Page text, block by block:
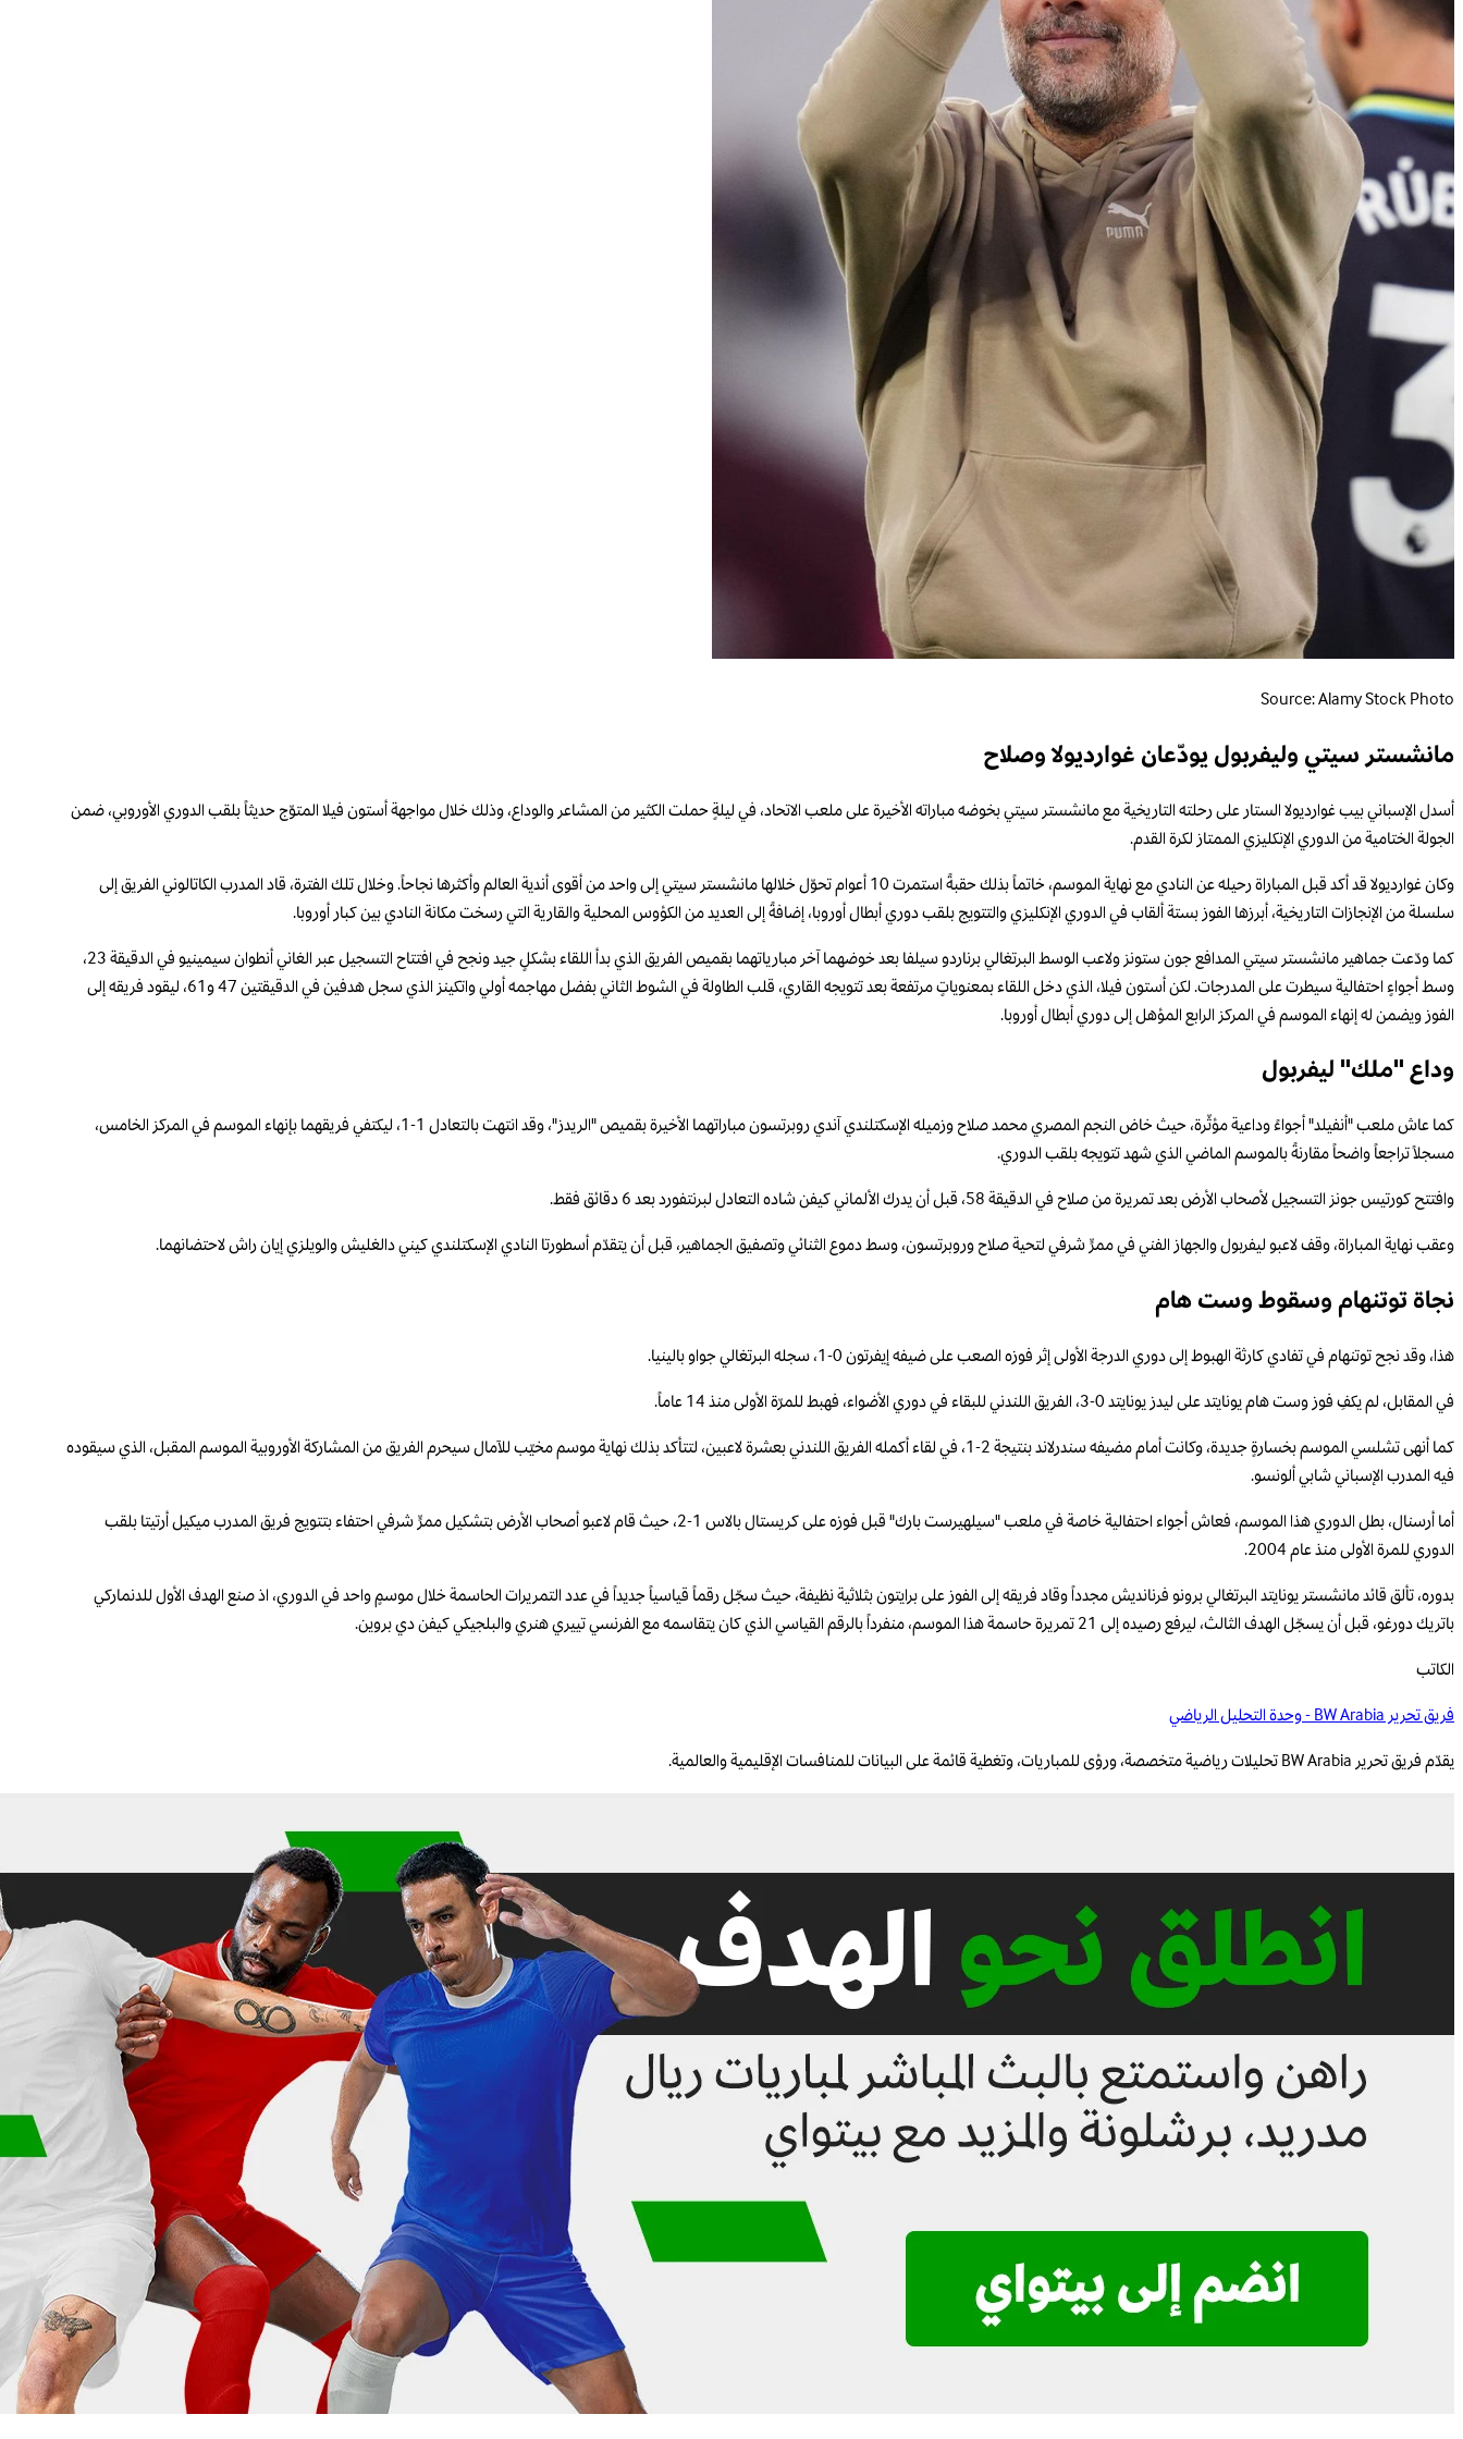
Source: Alamy Stock Photo
مانشستر سيتي وليفربول يودّعان غوارديولا وصلاح
أسدل الإسباني بيب غوارديولا الستار على رحلته التاريخية مع مانشستر سيتي بخوضه مباراته الأخيرة على ملعب الاتحاد، في ليلةٍ حملت الكثير من المشاعر والوداع، وذلك خلال مواجهة أستون فيلا المتوّج حديثاً بلقب الدوري الأوروبي، ضمن
الجولة الختامية من الدوري الإنكليزي الممتاز لكرة القدم.
وكان غوارديولا قد أكد قبل المباراة رحيله عن النادي مع نهاية الموسم، خاتماً بذلك حقبةً استمرت 10 أعوام تحوّل خلالها مانشستر سيتي إلى واحد من أقوى أندية العالم وأكثرها نجاحاً. وخلال تلك الفترة، قاد المدرب الكاتالوني الفريق إلى
سلسلة من الإنجازات التاريخية، أبرزها الفوز بستة ألقاب في الدوري الإنكليزي والتتويج بلقب دوري أبطال أوروبا، إضافةً إلى العديد من الكؤوس المحلية والقارية التي رسخت مكانة النادي بين كبار أوروبا.
كما ودّعت جماهير مانشستر سيتي المدافع جون ستونز ولاعب الوسط البرتغالي برناردو سيلفا بعد خوضهما آخر مبارياتهما بقميص الفريق الذي بدأ اللقاء بشكلٍ جيد ونجح في افتتاح التسجيل عبر الغاني أنطوان سيمينيو في الدقيقة 23،
وسط أجواءٍ احتفالية سيطرت على المدرجات. لكن أستون فيلا، الذي دخل اللقاء بمعنوياتٍ مرتفعة بعد تتويجه القاري، قلب الطاولة في الشوط الثاني بفضل مهاجمه أولي واتكينز الذي سجل هدفين في الدقيقتين 47 و61، ليقود فريقه إلى
الفوز ويضمن له إنهاء الموسم في المركز الرابع المؤهل إلى دوري أبطال أوروبا.
وداع "ملك" ليفربول
كما عاش ملعب "أنفيلد" أجواءً وداعية مؤثّرة، حيث خاض النجم المصري محمد صلاح وزميله الإسكتلندي آندي روبرتسون مباراتهما الأخيرة بقميص "الريدز"، وقد انتهت بالتعادل 1-1، ليكتفي فريقهما بإنهاء الموسم في المركز الخامس،
مسجلاً تراجعاً واضحاً مقارنةً بالموسم الماضي الذي شهد تتويجه بلقب الدوري.
وافتتح كورتيس جونز التسجيل لأصحاب الأرض بعد تمريرة من صلاح في الدقيقة 58، قبل أن يدرك الألماني كيفن شاده التعادل لبرنتفورد بعد 6 دقائق فقط.
وعقب نهاية المباراة، وقف لاعبو ليفربول والجهاز الفني في ممرٍّ شرفي لتحية صلاح وروبرتسون، وسط دموع الثنائي وتصفيق الجماهير، قبل أن يتقدّم أسطورتا النادي الإسكتلندي كيني دالغليش والويلزي إيان راش لاحتضانهما.
نجاة توتنهام وسقوط وست هام
هذا، وقد نجح توتنهام في تفادي كارثة الهبوط إلى دوري الدرجة الأولى إثر فوزه الصعب على ضيفه إيفرتون 0-1، سجله البرتغالي جواو بالينيا.
في المقابل، لم يكفِ فوز وست هام يونايتد على ليدز يونايتد 0-3، الفريق اللندني للبقاء في دوري الأضواء، فهبط للمرّة الأولى منذ 14 عاماً.
كما أنهى تشلسي الموسم بخسارةٍ جديدة، وكانت أمام مضيفه سندرلاند بنتيجة 2-1، في لقاء أكمله الفريق اللندني بعشرة لاعبين، لتتأكد بذلك نهاية موسم مخيّب للآمال سيحرم الفريق من المشاركة الأوروبية الموسم المقبل، الذي سيقوده
فيه المدرب الإسباني شابي ألونسو.
أما أرسنال، بطل الدوري هذا الموسم، فعاش أجواء احتفالية خاصة في ملعب "سيلهيرست بارك" قبل فوزه على كريستال بالاس 1-2، حيث قام لاعبو أصحاب الأرض بتشكيل ممرٍّ شرفي احتفاء بتتويج فريق المدرب ميكيل أرتيتا بلقب
الدوري للمرة الأولى منذ عام 2004.
بدوره، تألق قائد مانشستر يونايتد البرتغالي برونو فرنانديش مجدداً وقاد فريقه إلى الفوز على برايتون بثلاثية نظيفة، حيث سجّل رقماً قياسياً جديداً في عدد التمريرات الحاسمة خلال موسمٍ واحد في الدوري، اذ صنع الهدف الأول للدنماركي
باتريك دورغو، قبل أن يسجّل الهدف الثالث، ليرفع رصيده إلى 21 تمريرة حاسمة هذا الموسم، منفرداً بالرقم القياسي الذي كان يتقاسمه مع الفرنسي تييري هنري والبلجيكي كيفن دي بروين.
الكاتب
فريق تحرير BW Arabia - وحدة التحليل الرياضي
يقدّم فريق تحرير BW Arabia تحليلات رياضية متخصصة، ورؤى للمباريات، وتغطية قائمة على البيانات للمنافسات الإقليمية والعالمية.